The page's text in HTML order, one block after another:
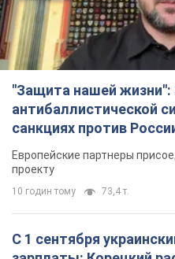
С 1 сентября
зарплаты: Корецкий
правительство объявило об
стипендий
6 годин тому 4,1 т.
«Нам они тоже нужны»:
просьбу Зеленского о
для Patriot
Американские запасы
ограничены